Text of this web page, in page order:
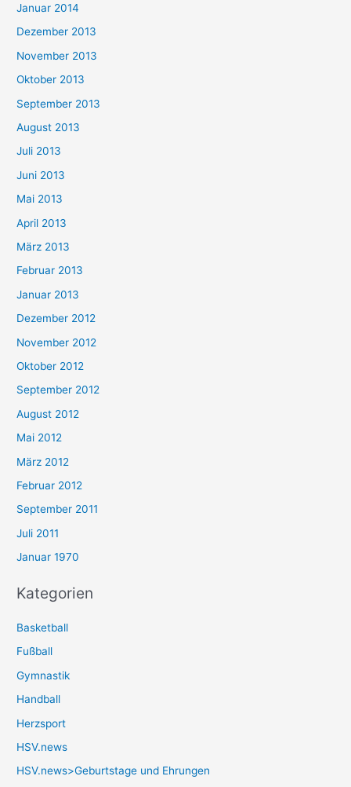
Januar 2014
Dezember 2013
November 2013
Oktober 2013
September 2013
August 2013
Juli 2013
Juni 2013
Mai 2013
April 2013
März 2013
Februar 2013
Januar 2013
Dezember 2012
November 2012
Oktober 2012
September 2012
August 2012
Mai 2012
März 2012
Februar 2012
September 2011
Juli 2011
Januar 1970
Kategorien
Basketball
Fußball
Gymnastik
Handball
Herzsport
HSV.news
HSV.news>Geburtstage und Ehrungen